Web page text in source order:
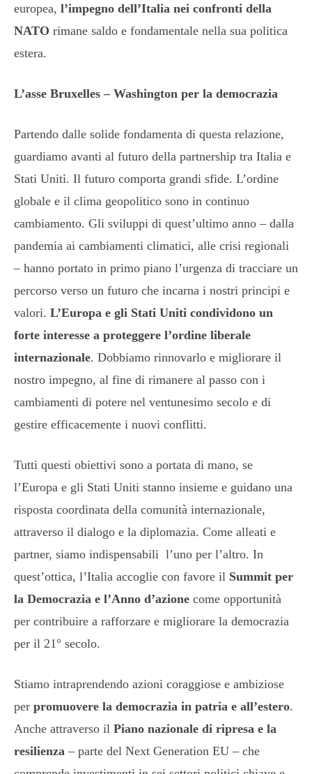
europea, l’impegno dell’Italia nei confronti della
NATO rimane saldo e fondamentale nella sua politica
estera.
L’asse Bruxelles – Washington per la democrazia
Partendo dalle solide fondamenta di questa relazione,
guardiamo avanti al futuro della partnership tra Italia e
Stati Uniti. Il futuro comporta grandi sfide. L’ordine
globale e il clima geopolitico sono in continuo
cambiamento. Gli sviluppi di quest’ultimo anno – dalla
pandemia ai cambiamenti climatici, alle crisi regionali
– hanno portato in primo piano l’urgenza di tracciare un
percorso verso un futuro che incarna i nostri principi e
valori. L’Europa e gli Stati Uniti condividono un
forte interesse a proteggere l’ordine liberale
internazionale. Dobbiamo rinnovarlo e migliorare il
nostro impegno, al fine di rimanere al passo con i
cambiamenti di potere nel ventunesimo secolo e di
gestire efficacemente i nuovi conflitti.
Tutti questi obiettivi sono a portata di mano, se
l’Europa e gli Stati Uniti stanno insieme e guidano una
risposta coordinata della comunità internazionale,
attraverso il dialogo e la diplomazia. Come alleati e
partner, siamo indispensabili l’uno per l’altro. In
quest’ottica, l’Italia accoglie con favore il Summit per
la Democrazia e l’Anno d’azione come opportunità
per contribuire a rafforzare e migliorare la democrazia
per il 21° secolo.
Stiamo intraprendendo azioni coraggiose e ambiziose
per promuovere la democrazia in patria e all’estero.
Anche attraverso il Piano nazionale di ripresa e la
resilienza – parte del Next Generation EU – che